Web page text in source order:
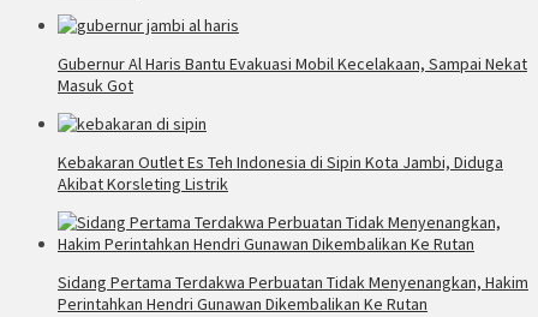
Gubernur Al Haris Bantu Evakuasi Mobil Kecelakaan, Sampai Nekat
Masuk Got
Kebakaran Outlet Es Teh Indonesia di Sipin Kota Jambi, Diduga
Akibat Korsleting Listrik
Sidang Pertama Terdakwa Perbuatan Tidak Menyenangkan, Hakim
Perintahkan Hendri Gunawan Dikembalikan Ke Rutan